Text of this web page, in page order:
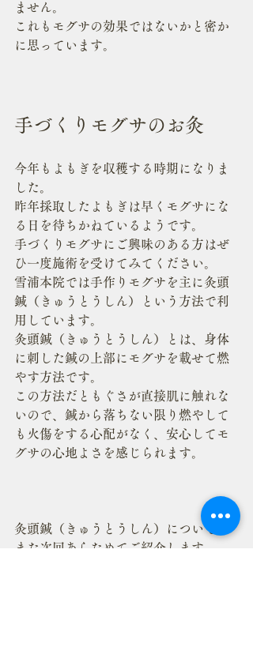
ません。
これもモグサの効果ではないかと密か
に思っています。
手づくりモグサのお灸
今年もよもぎを収穫する時期になりま
した。
昨年採取したよもぎは早くモグサにな
る日を待ちかねているようです。
手づくりモグサにご興味のある方はぜ
ひ一度施術を受けてみてください。
雪浦本院では手作りモグサを主に灸頭
鍼（きゅうとうしん）という方法で利
用しています。
灸頭鍼（きゅうとうしん）とは、身体
に刺した鍼の上部にモグサを載せて燃
やす方法です。
この方法だともぐさが直接肌に触れな
いので、鍼から落ちない限り燃やして
も火傷をする心配がなく、安心してモ
グサの心地よさを感じられます。
灸頭鍼（きゅうとうしん）については
また次回あらためてご紹介します。